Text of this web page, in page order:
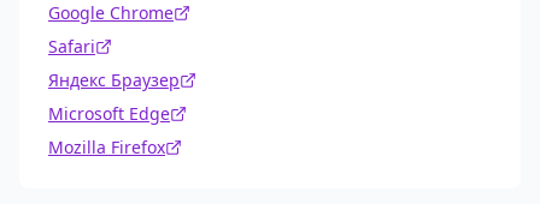
Google Chrome
Safari
Яндекс Браузер
Microsoft Edge
Mozilla Firefox